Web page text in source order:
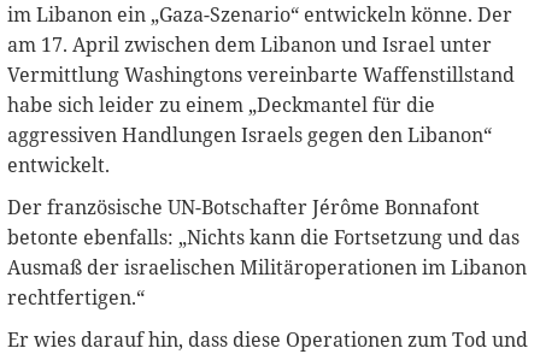
im Libanon ein „Gaza-Szenario“ entwickeln könne. Der
am 17. April zwischen dem Libanon und Israel unter
Vermittlung Washingtons vereinbarte Waffenstillstand
habe sich leider zu einem „Deckmantel für die
aggressiven Handlungen Israels gegen den Libanon“
entwickelt.
Der französische UN-Botschafter Jérôme Bonnafont
betonte ebenfalls: „Nichts kann die Fortsetzung und das
Ausmaß der israelischen Militäroperationen im Libanon
rechtfertigen.“
Er wies darauf hin, dass diese Operationen zum Tod und